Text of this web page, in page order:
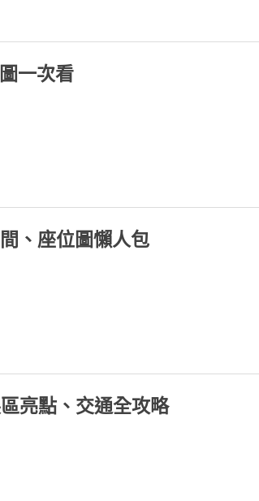
一次看
、座位圖懶人包
亮點、交通全攻略